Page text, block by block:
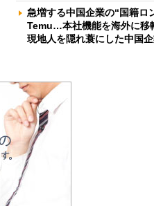
急増する中国企業の“国籍
Temu…本社機能を海外に移
現地人を隠れ蓑にした中国